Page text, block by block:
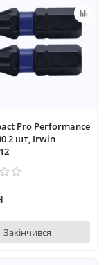
Pro Performance
2 шт, Irwin
Закінчився